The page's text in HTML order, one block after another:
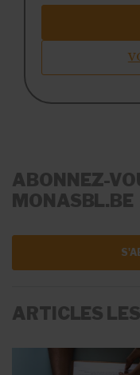
ABONNEZ-
MONASBL.BE
ARTICLES